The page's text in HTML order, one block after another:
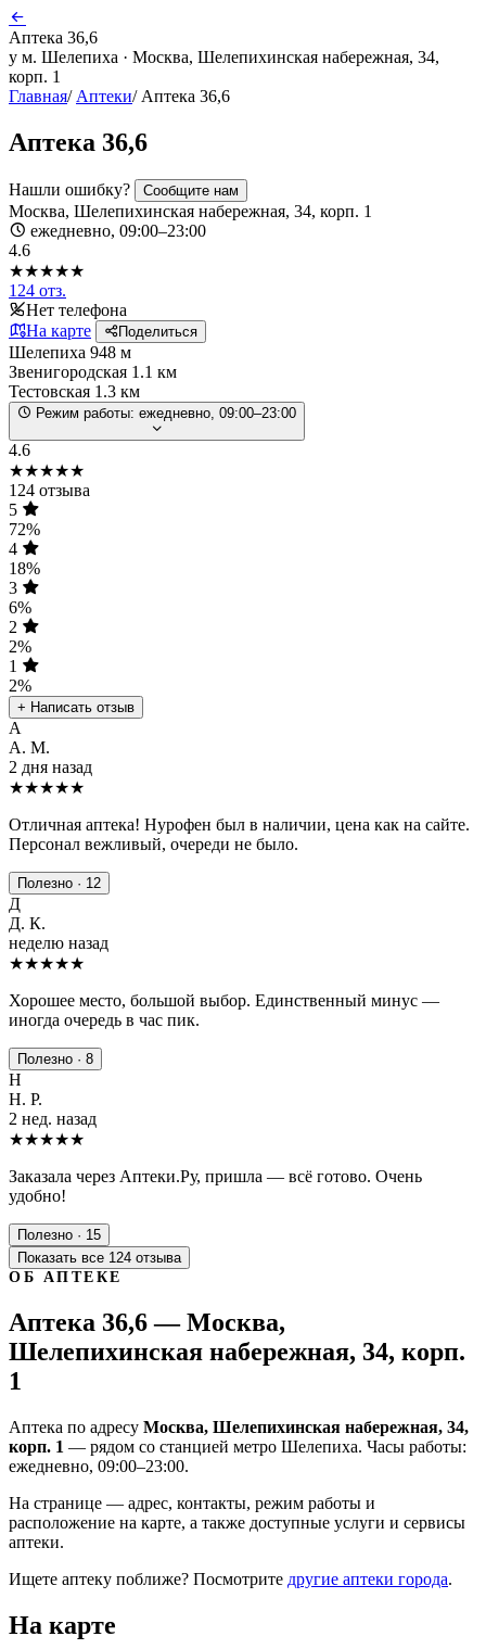
Аптека 36,6
у м. Шелепиха · Москва, Шелепихинская набережная, 34,
корп. 1
Главная/ Аптеки/ Аптека 36,6
Аптека 36,6
Нашли ошибку? Сообщите нам
Москва, Шелепихинская набережная, 34, корп. 1
ежедневно, 09:00–23:00
4.6
★★★★★
124 отз.
Нет телефона
На карте
Поделиться
Шелепиха 948 м
Звенигородская 1.1 км
Тестовская 1.3 км
Режим работы: ежедневно, 09:00–23:00
4.6
★★★★★
124 отзыва
5
72%
4
18%
3
6%
2
2%
1
2%
+ Написать отзыв
А
А. М.
2 дня назад
★★★★★
Отличная аптека! Нурофен был в наличии, цена как на сайте.
Персонал вежливый, очереди не было.
Полезно · 12
Д
Д. К.
неделю назад
★★★★★
Хорошее место, большой выбор. Единственный минус —
иногда очередь в час пик.
Полезно · 8
Н
Н. Р.
2 нед. назад
★★★★★
Заказала через Аптеки.Ру, пришла — всё готово. Очень
удобно!
Полезно · 15
Показать все 124 отзыва
ОБ АПТЕКЕ
Аптека 36,6 — Москва,
Шелепихинская набережная, 34, корп.
1
Аптека по адресу Москва, Шелепихинская набережная, 34,
корп. 1 — рядом со станцией метро Шелепиха. Часы работы:
ежедневно, 09:00–23:00.
На странице — адрес, контакты, режим работы и
расположение на карте, а также доступные услуги и сервисы
аптеки.
Ищете аптеку поближе? Посмотрите другие аптеки города.
На карте